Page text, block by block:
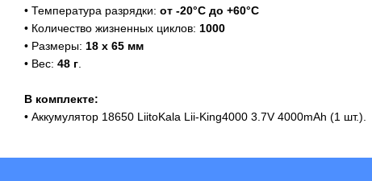
• Температура разрядки: от -20°C до +60°C
• Количество жизненных циклов: 1000
• Размеры: 18 х 65 мм
• Вес: 48 г
В комплекте:
• Аккумулятор 18650 LiitoKala Lii-King4000 3.7V 4000mAh (1 шт.).